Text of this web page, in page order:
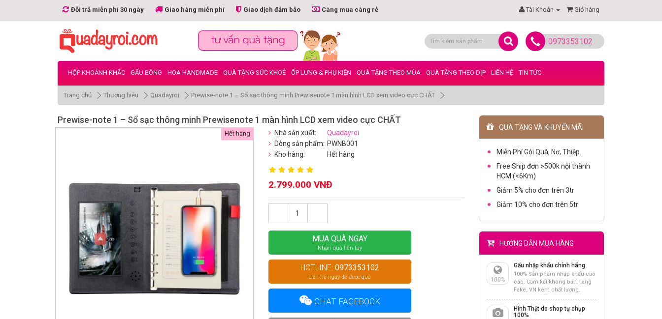
Đỗi trả miễn phí 30 ngày Giao hàng miễn phí Giao dịch đảm bảo Càng mua càng rẻ Tài Khoản Giỏ hàng
0973353102
HỘP KHOẢNH KHẮC GẤU BÔNG HOA HANDMADE QUÀ TẶNG SỨC KHOẺ ỐP LƯNG & PHỤ KIỆN QUÀ TẶNG THEO MÙA QUÀ TẶNG THEO DỊP LIÊN HỆ TIN TỨC
Trang chủ Thương hiệu Quadayroi Prewise-note 1 – Sổ sạc thông minh Prewisenote 1 màn hình LCD xem video cực CHẤT
Prewise-note 1 – Sổ sạc thông minh Prewisenote 1 màn hình LCD xem video cực CHẤT
Hết hàng Nhà sản xuất:
Quadayroi
Dòng sản phẩm: PWNB001
Kho hàng:
Hết hàng
2.799.000 VNĐ
MUA QUÀ NGAY
Nhận quà liền tay
HOTLINE: 0973353102
Liên hệ ngay để được quà
CHAT FACEBOOK
QUÀ TẶNG VÀ KHUYẾN MÃI
Miễn Phí Gói Quà, Nơ, Thiệp.
Free Ship đơn >500k nội thành
HCM (<6Km)
Giảm 5% cho đơn trên 3tr
Giảm 10% cho đơn trên 5tr
HƯỚNG DẪN MUA HÀNG
100%
Gấu nhập khẩu chính hãng
100% Sản phẩm nhập khẩu cao
cấp. Cam kết không bán hàng
Fake, VN kém chất lượng.
Hình Thật do shop tự chụp
100%